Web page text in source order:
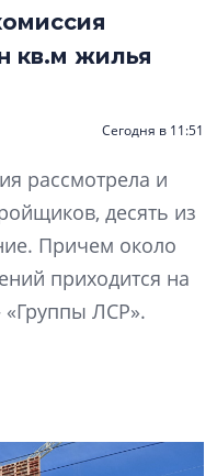
кв.м жилья
Сегодня в 11:51
рассмотрела и
десять из
Причем около
приходится на
ЛСР».